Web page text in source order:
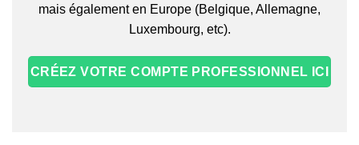
mais également en Europe (Belgique, Allemagne,
Luxembourg, etc).
CRÉEZ VOTRE COMPTE PROFESSIONNEL ICI